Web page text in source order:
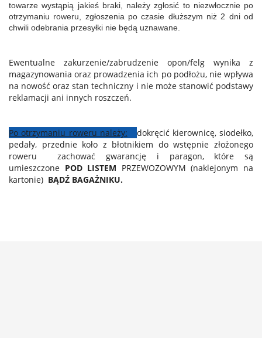
towarze wystąpią jakieś braki, należy zgłosić to niezwłocznie po
otrzymaniu roweru, zgłoszenia po czasie dłuższym niż 2 dni od
chwili odebrania przesyłki nie będą uznawane.
Ewentualne zakurzenie/zabrudzenie opon/felg wynika z
magazynowania oraz prowadzenia ich po podłożu, nie wpływa
na nowość oraz stan techniczny i nie może stanowić podstawy
reklamacji ani innych roszczeń.
Po otrzymaniu roweru należy:
dokręcić kierownicę, siodełko,
pedały, przednie koło z błotnikiem do wstępnie złożonego
roweru zachować gwarancję i paragon, które są
umieszczone POD LISTEM PRZEWOZOWYM(naklejonym na
kartonie) BĄDŹ BAGAŻNIKU.